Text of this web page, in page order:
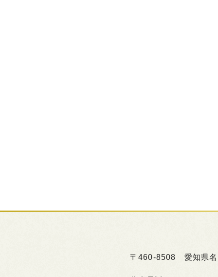
〒460-8508 愛知県